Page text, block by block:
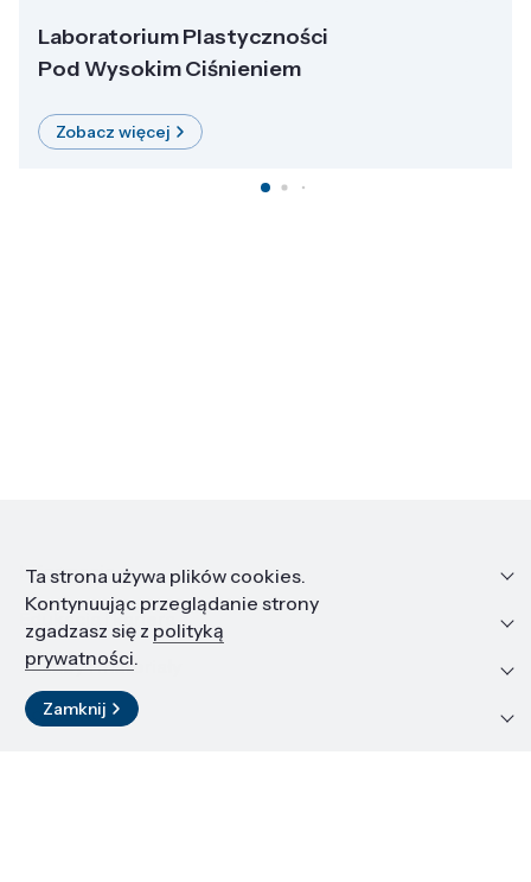
Laboratorium Plastyczności
Pod Wysokim Ciśnieniem
Zobacz więcej
Informacje
Edukacja i kariera
Zasoby i materiały
Kontakt
Ta strona używa plików cookies.
Kontynuując przeglądanie strony
zgadzasz się z polityką
prywatności.
Zamknij